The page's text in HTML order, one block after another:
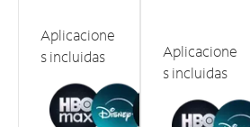
Aplicacione
s incluidas
Aplicacione
s incluidas